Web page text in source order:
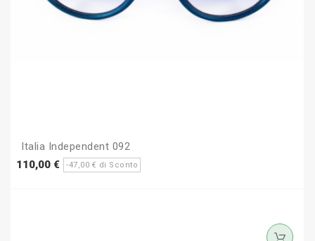
Italia Independent 092
110,00 €
Prezzo
base
-47,00 € di Sconto